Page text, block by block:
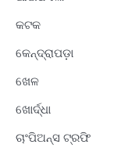
କଟକ
କେନ୍ଦ୍ରାପଡ଼ା
ଖେଳ
ଖୋର୍ଦ୍ଧା
ଚାଂପିଅନ୍ସ ଟ୍ରଫି